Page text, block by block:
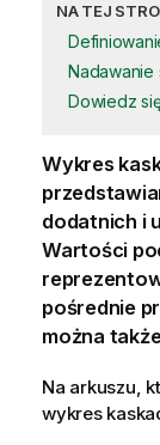
NA TEJ
Dowiedz
Wykres
dodatnich i
Wartości
pośrednie
można
Na arkuszu,
wykres